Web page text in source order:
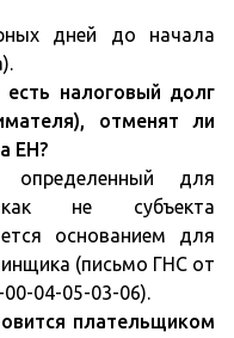
дней до начала
есть налоговый долг
отменят ли
ЕН?
для
не субъекта
основанием для
(письмо ГНС от
04-05-03-06).
плательщиком